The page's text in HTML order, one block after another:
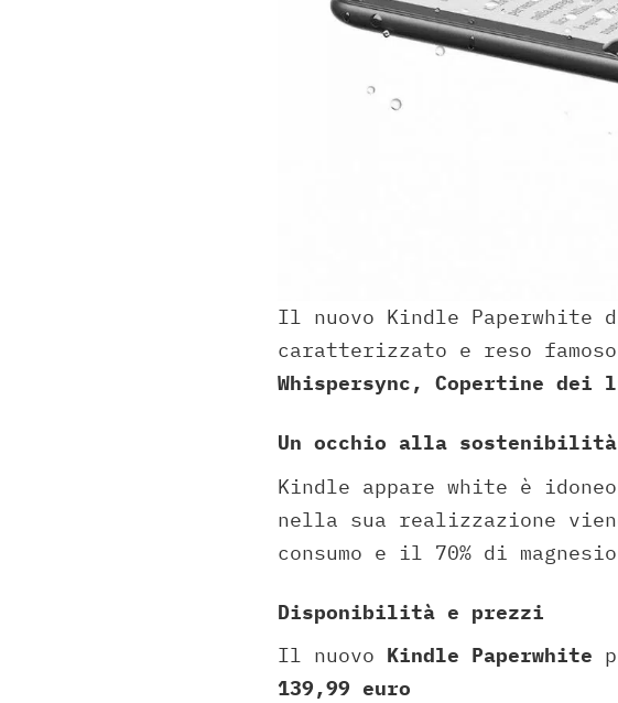
Il nuovo Kindle
caratterizzato e reso
Whispersync, Copertine
Un occhio alla sostenibilità
Kindle appare white è
nella sua realizzazione
consumo e il 70% di
Disponibilità e prezzi
Il nuovo Kindle Paperwhite
139,99 euro